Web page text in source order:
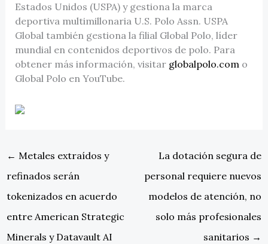
Estados Unidos (USPA) y gestiona la marca
deportiva multimillonaria U.S. Polo Assn. USPA
Global también gestiona la filial Global Polo, líder
mundial en contenidos deportivos de polo. Para
obtener más información, visitar globalpolo.como
Global Polo en YouTube.
← Metales extraídos y
refinados serán
tokenizados en acuerdo
entre American Strategic
Minerals y Datavault AI
La dotación segura de
personal requiere nuevos
modelos de atención, no
solo más profesionales
sanitarios →